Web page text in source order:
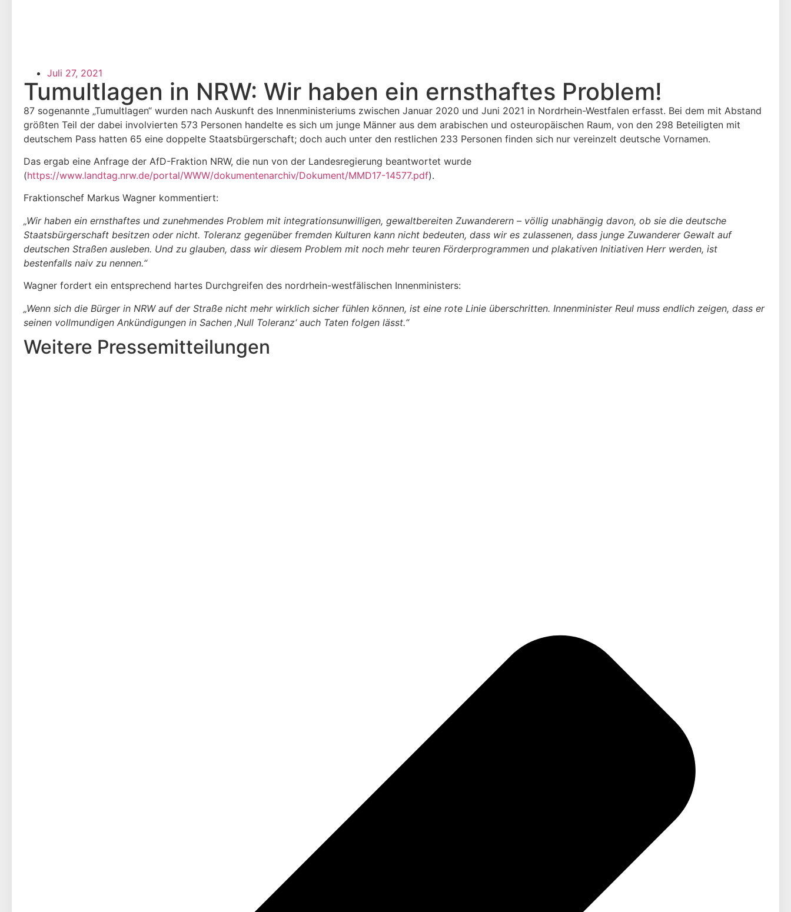
Juli 27, 2021
Tumultlagen in NRW: Wir haben ein ernsthaftes Problem!
87 sogenannte „Tumultlagen“ wurden nach Auskunft des Innenministeriums zwischen Januar 2020 und Juni 2021 in Nordrhein-Westfalen erfasst. Bei dem mit Abstand
größten Teil der dabei involvierten 573 Personen handelte es sich um junge Männer aus dem arabischen und osteuropäischen Raum, von den 298 Beteiligten mit
deutschem Pass hatten 65 eine doppelte Staatsbürgerschaft; doch auch unter den restlichen 233 Personen finden sich nur vereinzelt deutsche Vornamen.
Das ergab eine Anfrage der AfD-Fraktion NRW, die nun von der Landesregierung beantwortet wurde
(https://www.landtag.nrw.de/portal/WWW/dokumentenarchiv/Dokument/MMD17-14577.pdf).
Fraktionschef Markus Wagner kommentiert:
„Wir haben ein ernsthaftes und zunehmendes Problem mit integrationsunwilligen, gewaltbereiten Zuwanderern – völlig unabhängig davon, ob sie die deutsche
Staatsbürgerschaft besitzen oder nicht. Toleranz gegenüber fremden Kulturen kann nicht bedeuten, dass wir es zulassenen, dass junge Zuwanderer Gewalt auf
deutschen Straßen ausleben. Und zu glauben, dass wir diesem Problem mit noch mehr teuren Förderprogrammen und plakativen Initiativen Herr werden, ist
bestenfalls naiv zu nennen.“
Wagner fordert ein entsprechend hartes Durchgreifen des nordrhein-westfälischen Innenministers:
„Wenn sich die Bürger in NRW auf der Straße nicht mehr wirklich sicher fühlen können, ist eine rote Linie überschritten. Innenminister Reul muss endlich zeigen, dass er
seinen vollmundigen Ankündigungen in Sachen ‚Null Toleranz‘ auch Taten folgen lässt.“
Weitere Presse­mitteilungen